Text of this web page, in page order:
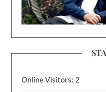
Online Visitors: 2